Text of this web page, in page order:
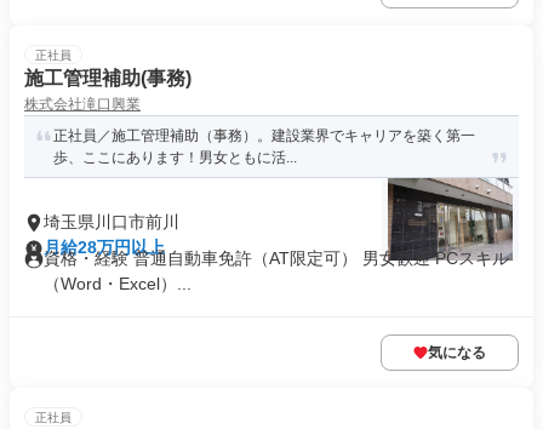
正社員
施工管理補助(事務)
株式会社滝口興業
正社員／施工管理補助（事務）。建設業界でキャリアを築く第一
歩、ここにあります！男女ともに活...
埼玉県川口市前川
月給28万円以上
資格・経験 普通自動車免許（AT限定可） 男女歓迎 PCスキル
（Word・Excel）...
気になる
正社員